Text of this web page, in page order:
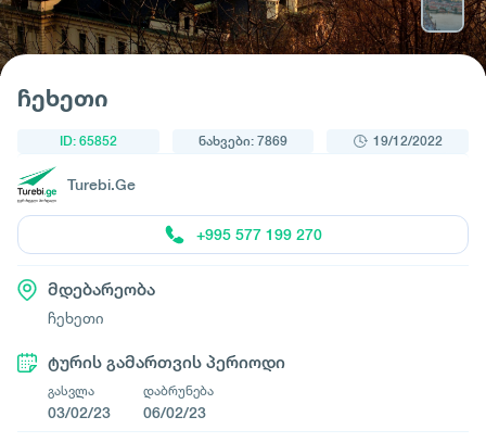
ჩეხეთი
ID: 65852 ნახვები: 7869 19/12/2022
Turebi.Ge
+995 577 199 270
მდებარეობა
ჩეხეთი
ტურის გამართვის პერიოდი
გასვლა
03/02/23
დაბრუნება
06/02/23